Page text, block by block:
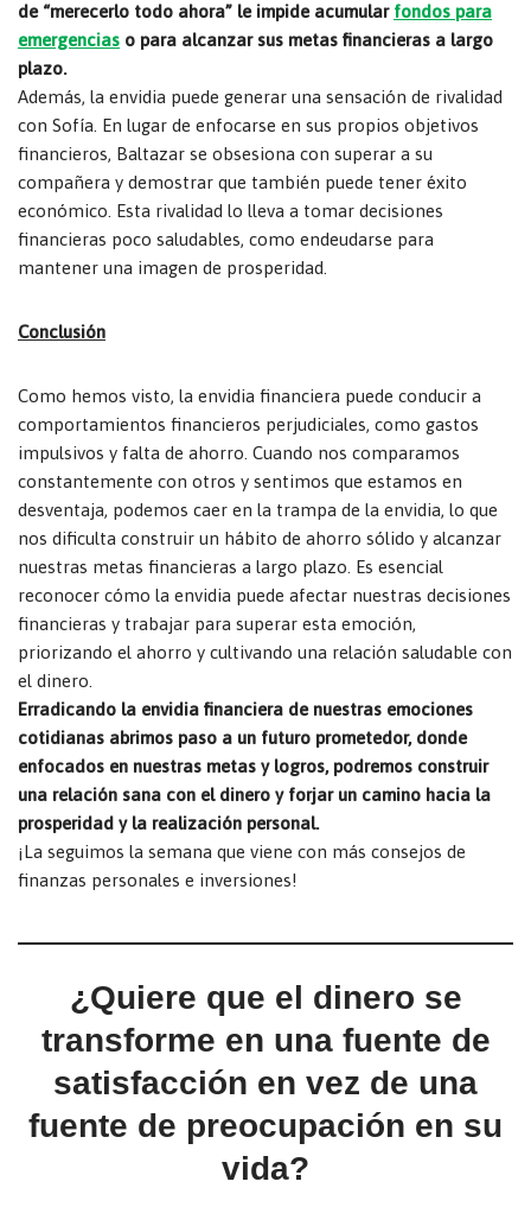
de “merecerlo todo ahora” le impide acumular fondos para
emergencias o para alcanzar sus metas financieras a largo
plazo.
Además, la envidia puede generar una sensación de rivalidad
con Sofía. En lugar de enfocarse en sus propios objetivos
financieros, Baltazar se obsesiona con superar a su
compañera y demostrar que también puede tener éxito
económico. Esta rivalidad lo lleva a tomar decisiones
financieras poco saludables, como endeudarse para
mantener una imagen de prosperidad.
Conclusión
Como hemos visto, la envidia financiera puede conducir a
comportamientos financieros perjudiciales, como gastos
impulsivos y falta de ahorro. Cuando nos comparamos
constantemente con otros y sentimos que estamos en
desventaja, podemos caer en la trampa de la envidia, lo que
nos dificulta construir un hábito de ahorro sólido y alcanzar
nuestras metas financieras a largo plazo. Es esencial
reconocer cómo la envidia puede afectar nuestras decisiones
financieras y trabajar para superar esta emoción,
priorizando el ahorro y cultivando una relación saludable con
el dinero.
Erradicando la envidia financiera de nuestras emociones
cotidianas abrimos paso a un futuro prometedor, donde
enfocados en nuestras metas y logros, podremos construir
una relación sana con el dinero y forjar un camino hacia la
prosperidad y la realización personal.
¡La seguimos la semana que viene con más consejos de
finanzas personales e inversiones!
¿Quiere que el dinero se
transforme en una fuente de
satisfacción en vez de una
fuente de preocupación en su
vida?